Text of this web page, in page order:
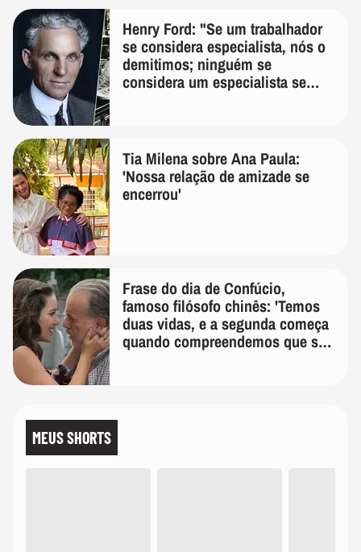
Henry Ford: "Se um trabalhador
se considera especialista, nós o
demitimos; ninguém se
considera um especialista se
Tia Milena sobre Ana Paula:
'Nossa relação de amizade se
encerrou'
Frase do dia de Confúcio,
famoso filósofo chinês: 'Temos
duas vidas, e a segunda começa
quando compreendemos que só
MEUS SHORTS